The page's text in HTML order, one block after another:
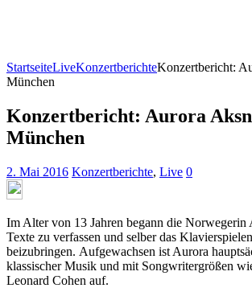
StartseiteLiveKonzertberichteKonzertbericht:
München
Konzertbericht: Aurora
München
2. Mai 2016 Konzertberichte, Live 0
Im Alter von 13 Jahren begann die Norwegerin
Texte zu verfassen und selber das Klavierspielen
beizubringen. Aufgewachsen ist Aurora
klassischer Musik und mit Songwritergrößen
Leonard Cohen auf.